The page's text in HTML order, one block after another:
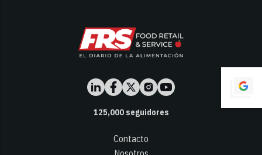
125,000seguidores
Contacto